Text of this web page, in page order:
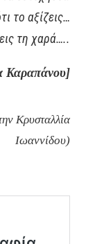
το αξίζεις…
τη χαρά…..
Καραπάνου]
Κρυσταλλία
Ιωαννίδου)